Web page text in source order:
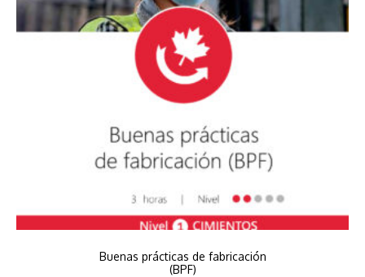
Buenas prácticas de fabricación
(BPF)